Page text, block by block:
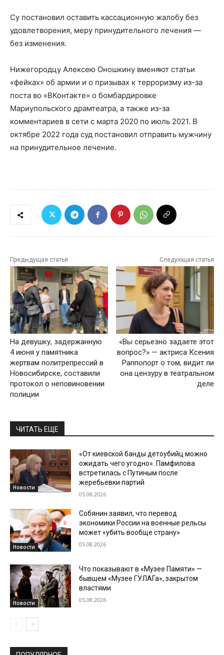
Су постановил оставить кассационную жалобу без
удовлетворения, меру принудительного лечения —
без изменения.
Нижегородцу Алексею Оношкину вменяют статьи
«фейках» об армии и о призывах к терроризму из-за
поста во «ВКонтакте» о бомбардировке
Мариупольского драмтеатра, а также из-за
комментариев в сети с марта 2020 по июль 2021. В
октябре 2022 года суд постановил отправить мужчину
на принудительное лечение.
Предыдущая статья
На девушку, задержанную
4 июня у памятника
жертвам политрепрессий в
Новосибирске, составили
протокол о неповиновении
полиции
Следующая статья
«Вы серьезно задаете этот
вопрос?» — актриса Ксения
Раппопорт о том, видит ли
она цензуру в театральном
деле
ЧИТАТЬ ЕЩЕ
Новости
«От киевской банды детоубийц можно
ожидать чего угодно». Памфилова
встретилась с Путиным после
жеребьевки партий
05.08.2026
Новости
Собянин заявил, что перевод
экономики России на военные рельсы
может «убить вообще страну»
05.08.2026
Новости
Что показывают в «Музее Памяти» —
бывшем «Музее ГУЛАГа», закрытом
властями
05.08.2026